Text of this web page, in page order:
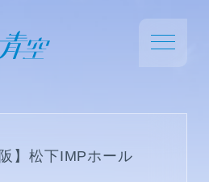
】松下IMPホール